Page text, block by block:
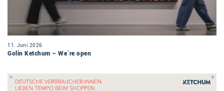
11. Juni 2026
Golin Ketchum – We´re open